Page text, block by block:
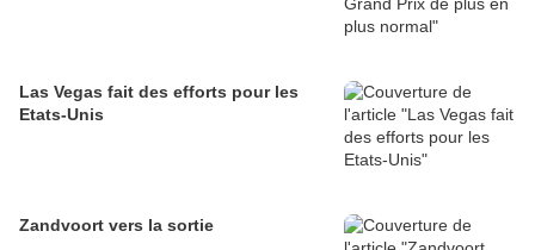
Las Vegas fait des efforts pour les
Etats-Unis
Zandvoort vers la sortie